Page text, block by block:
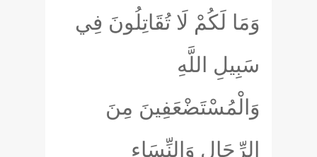
وَمَا لَكُمْ لَا تُقَاتِلُونَ فِي
سَبِيلِ اللَّهِ
وَالْمُسْتَضْعَفِينَ مِنَ
الرِّجَالِ وَالنِّسَاءِ